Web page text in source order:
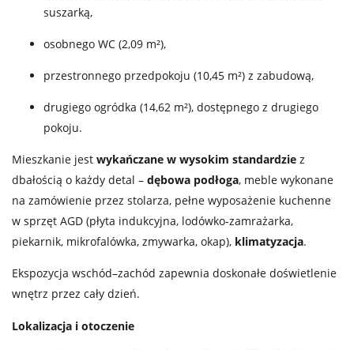
suszarką,
osobnego WC (2,09 m²),
przestronnego przedpokoju (10,45 m²) z zabudową,
drugiego ogródka (14,62 m²), dostępnego z drugiego
pokoju.
Mieszkanie jest wykańczane w wysokim standardzie z
dbałością o każdy detal – dębowa podłoga, meble wykonane
na zamówienie przez stolarza, pełne wyposażenie kuchenne
w sprzęt AGD (płyta indukcyjna, lodówko-zamrażarka,
piekarnik, mikrofalówka, zmywarka, okap), klimatyzacja.
Ekspozycja wschód–zachód zapewnia doskonałe doświetlenie
wnętrz przez cały dzień.
Lokalizacja i otoczenie